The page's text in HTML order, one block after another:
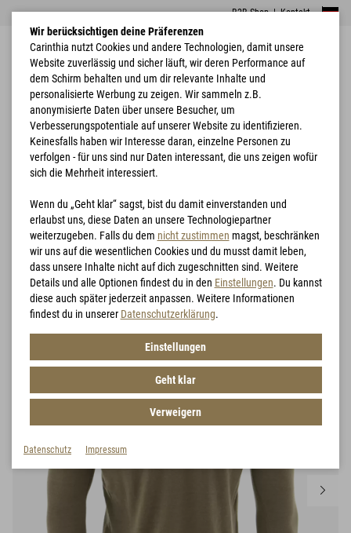
B2B Shop|Kontakt
Home Bekleidung CFL Carinthia Functional Long Sleeve Merino
Wir berücksichtigen deine Präferenzen
Carinthia nutzt Cookies und andere Technologien, damit unsere
Website zuverlässig und sicher läuft, wir deren Performance auf
dem Schirm behalten und um dir relevante Inhalte und
personalisierte Werbung zu zeigen. Wir sammeln z.B.
anonymisierte Daten über unsere Besucher, um
Verbesserungspotentiale auf unserer Website zu identifizieren.
Keinesfalls haben wir Interesse daran, einzelne Personen zu
verfolgen - für uns sind nur Daten interessant, die uns zeigen wofür
sich die Mehrheit interessiert.
Wenn du „Geht klar“ sagst, bist du damit einverstanden und
erlaubst uns, diese Daten an unsere Technologiepartner
weiterzugeben. Falls du dem nicht zustimmen magst, beschränken
wir uns auf die wesentlichen Cookies und du musst damit leben,
dass unsere Inhalte nicht auf dich zugeschnitten sind. Weitere
Details und alle Optionen findest du in den Einstellungen. Du kannst
diese auch später jederzeit anpassen. Weitere Informationen
findest du in unserer Datenschutzerklärung.
Einstellungen
Geht klar
Verweigern
Datenschutz Impressum